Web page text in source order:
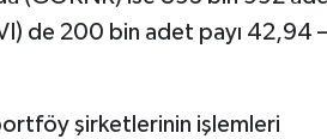
de 200 bin adet payı 42,94 –
şirketlerinin işlemleri